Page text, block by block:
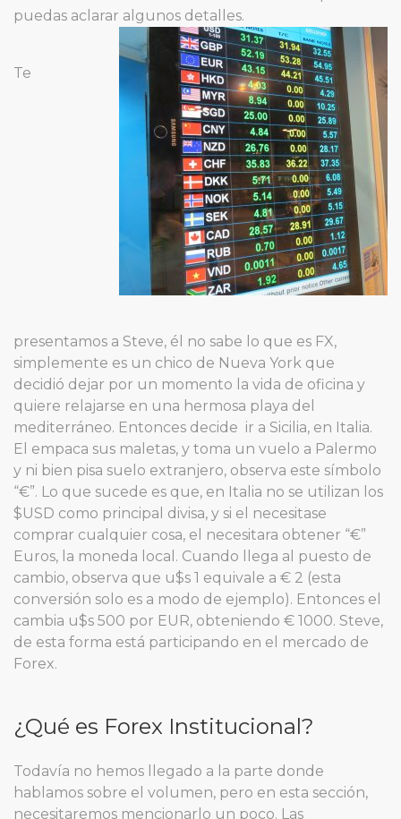
puedas aclarar algunos detalles.
Te
presentamos a Steve, él no sabe lo que es FX,
simplemente es un chico de Nueva York que
decidió dejar por un momento la vida de oficina y
quiere relajarse en una hermosa playa del
mediterráneo. Entonces decide ir a Sicilia, en Italia.
El empaca sus maletas, y toma un vuelo a Palermo
y ni bien pisa suelo extranjero, observa este símbolo
“€”. Lo que sucede es que, en Italia no se utilizan los
$USD como principal divisa, y si el necesitase
comprar cualquier cosa, el necesitara obtener “€”
Euros, la moneda local. Cuando llega al puesto de
cambio, observa que u$s 1 equivale a € 2 (esta
conversión solo es a modo de ejemplo). Entonces el
cambia u$s 500 por EUR, obteniendo € 1000. Steve,
de esta forma está participando en el mercado de
Forex.
¿Qué es Forex Institucional?
Todavía no hemos llegado a la parte donde
hablamos sobre el volumen, pero en esta sección,
necesitaremos mencionarlo un poco. Las